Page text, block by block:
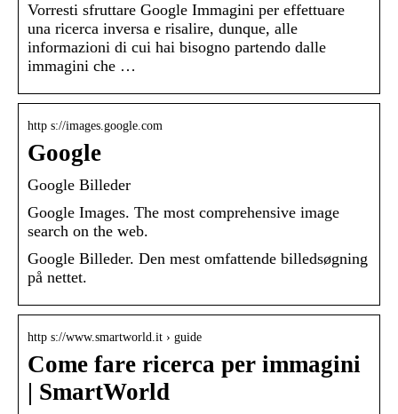
Vorresti sfruttare Google Immagini per effettuare
una ricerca inversa e risalire, dunque, alle
informazioni di cui hai bisogno partendo dalle
immagini che …
http s://images.google.com
Google
Google Billeder
Google Images. The most comprehensive image
search on the web.
Google Billeder. Den mest omfattende billedsøgning
på nettet.
http s://www.smartworld.it › guide
Come fare ricerca per immagini
| SmartWorld